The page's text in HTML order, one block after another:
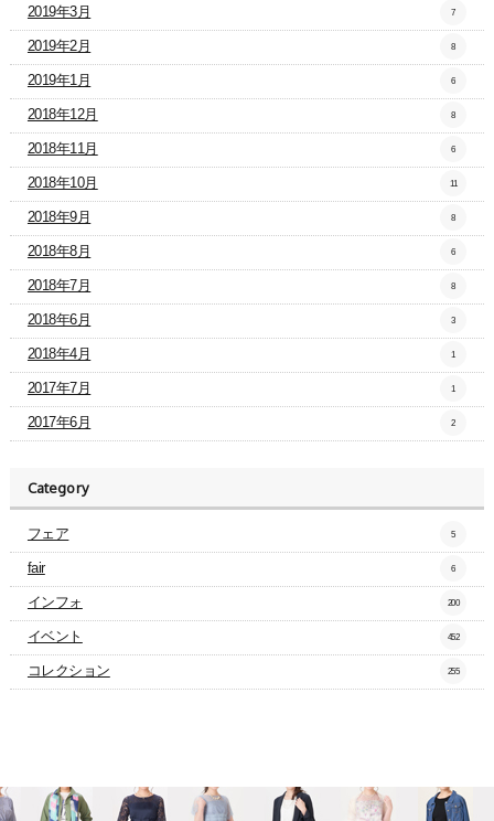
2019年3月 7
2019年2月 8
2019年1月 6
2018年12月 8
2018年11月 6
2018年10月 11
2018年9月 8
2018年8月 6
2018年7月 8
2018年6月 3
2018年4月 1
2017年7月 1
2017年6月 2
Category
フェア 5
fair 6
インフォ 200
イベント 452
コレクション 255